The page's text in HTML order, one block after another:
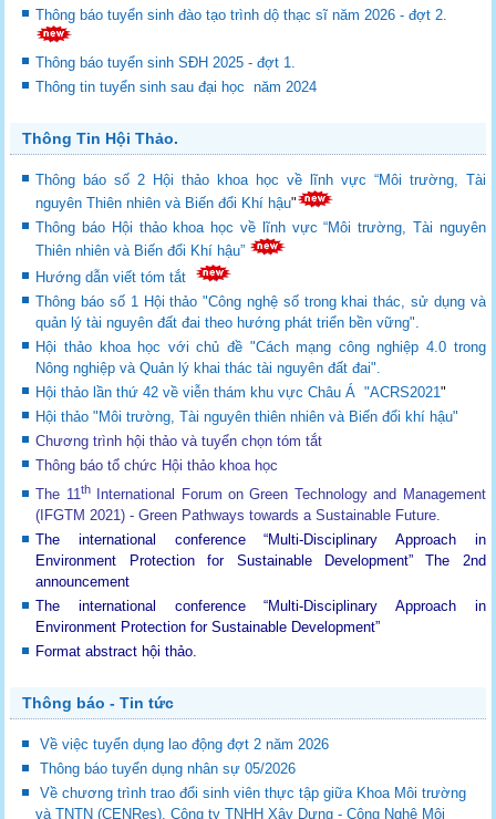
Thông báo tuyển sinh đào tạo trình dộ thạc sĩ năm 2026 - đợt 2.
Thông báo tuyển sinh SĐH 2025 - đợt 1.
Thông tin tuyển sinh sau đại học năm 2024
Thông Tin Hội Thảo.
Thông báo số 2 Hội thảo khoa học về lĩnh vực “Môi trường, Tài
nguyên Thiên nhiên và Biến đổi Khí hậu"
Thông báo Hội thảo khoa học về lĩnh vực “Môi trường, Tài nguyên
Thiên nhiên và Biến đổi Khí hậu”
Hướng dẫn viết tóm tắt
Thông báo số 1 Hội thảo "Công nghệ số trong khai thác, sử dụng và
quản lý tài nguyên đất đai theo hướng phát triển bền vững".
Hội thảo khoa học với chủ đề "Cách mạng công nghiệp 4.0 trong
Nông nghiệp và Quản lý khai thác tài nguyên đất đai".
Hội thảo lần thứ 42 về viễn thám khu vực Châu Á "ACRS2021"
Hội thảo "Môi trường, Tài nguyên thiên nhiên và Biến đổi khí hậu"
Chương trình hội thảo và tuyển chọn tóm tắt
Thông báo tổ chức Hội thảo khoa học
The 11thInternational Forum on Green Technology and Management
(IFGTM 2021) - Green Pathways towards a Sustainable Future.
The international conference “Multi-Disciplinary Approach in
Environment Protection for Sustainable Development”The 2nd
announcement
The international conference “Multi-Disciplinary Approach in
Environment Protection for Sustainable Development”
Format abstract hội thảo.
Thông báo - Tin tức
Về việc tuyển dụng lao động đợt 2 năm 2026
Thông báo tuyển dụng nhân sự 05/2026
Về chương trình trao đổi sinh viên thực tập giữa Khoa Môi trường
và TNTN (CENRes), Công ty TNHH Xây Dựng - Công Nghệ Môi